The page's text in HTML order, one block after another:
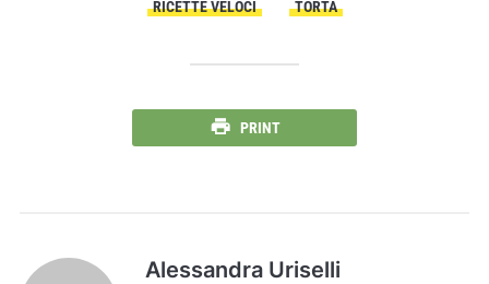
RICETTE VELOCI TORTA
PRINT
Alessandra Uriselli